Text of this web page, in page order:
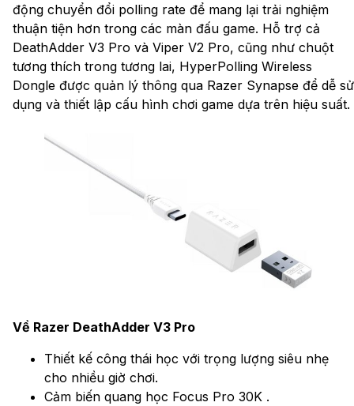
động chuyển đổi polling rate để mang lại trải nghiệm
thuận tiện hơn trong các màn đấu game. Hỗ trợ cả
DeathAdder V3 Pro và Viper V2 Pro, cũng như chuột
tương thích trong tương lai, HyperPolling Wireless
Dongle được quản lý thông qua Razer Synapse để dễ sử
dụng và thiết lập cấu hình chơi game dựa trên hiệu suất.
Về Razer DeathAdder V3 Pro
Thiết kế công thái học với trọng lượng siêu nhẹ
cho nhiều giờ chơi.
Cảm biến quang học Focus Pro 30K .